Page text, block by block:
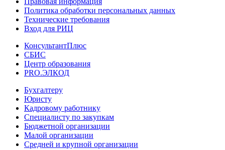
Политика обработки персональных данных
Технические требования
Вход для РИЦ
КонсультантПлюс
СБИС
Центр образования
PRO.ЭЛКОД
Бухгалтеру
Юристу
Кадровому работнику
Специалисту по закупкам
Бюджетной организации
Малой организации
Средней и крупной организации